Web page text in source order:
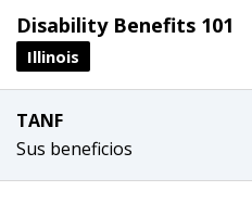
Disability Benefits 101
Illinois
TANF
Sus beneficios